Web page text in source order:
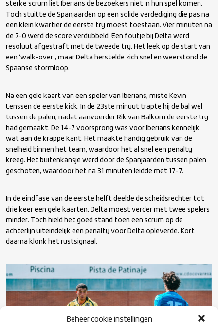
Beheer cookie instellingen
sterke scrum liet Iberians de bezoekers niet in hun spel komen.
Toch stuitte de Spanjaarden op een solide verdediging die pas na
een klein kwartier de eerste try moest toestaan. Vier minuten na
de 7-0 werd de score verdubbeld. Een foutje bij Delta werd
resoluut afgestraft met de tweede try. Het leek op de start van
een ‘walk-over’, maar Delta herstelde zich snel en weerstond de
Spaanse stormloop.
Na een gele kaart van een speler van Iberians, miste Kevin
Lenssen de eerste kick. In de 23ste minuut trapte hij de bal wel
tussen de palen, nadat aanvoerder Rik van Balkom de eerste try
had gemaakt. De 14-7 voorsprong was voor Iberians kennelijk
wat aan de krappe kant. Het maakte handig gebruik van de
snelheid binnen het team, waardoor het al snel een penalty
kreeg. Het buitenkansje werd door de Spanjaarden tussen palen
geschoten, waardoor het na 31 minuten leidde met 17-7.
In de eindfase van de eerste helft deelde de scheidsrechter tot
drie keer een gele kaarten. Delta moest verder met twee spelers
minder. Toch hield het goed stand toen een scrum op de
achterlijn uiteindelijk een penalty voor Delta opleverde. Kort
daarna klonk het rustsignaal.